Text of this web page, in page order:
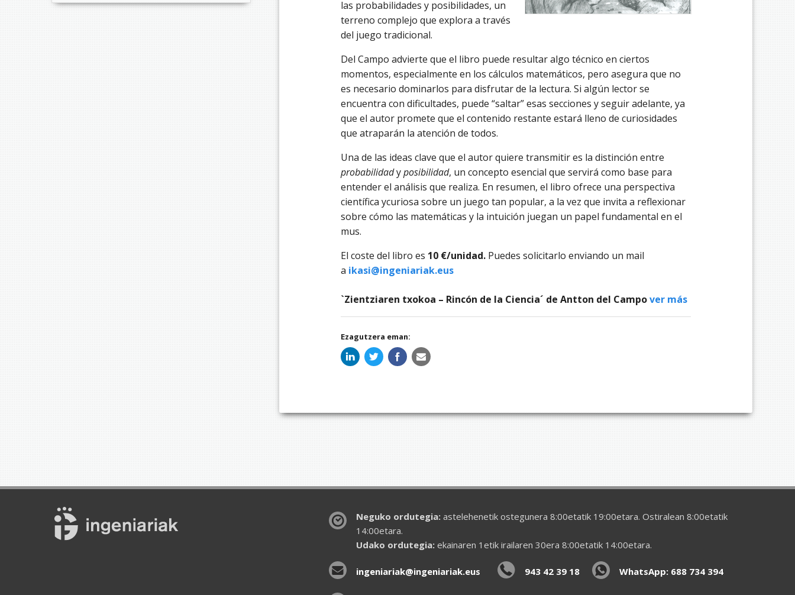
las probabilidades y posibilidades, un
terreno complejo que explora a través
del juego tradicional.
Del Campo advierte que el libro puede resultar algo técnico en ciertos
momentos, especialmente en los cálculos matemáticos, pero asegura que no
es necesario dominarlos para disfrutar de la lectura. Si algún lector se
encuentra con dificultades, puede “saltar” esas secciones y seguir adelante, ya
que el autor promete que el contenido restante estará lleno de curiosidades
que atraparán la atención de todos.
Una de las ideas clave que el autor quiere transmitir es la distinción entre
probabilidadyposibilidad, un concepto esencial que servirá como base para
entender el análisis que realiza. En resumen, el libro ofrece una perspectiva
científica ycuriosa sobre un juego tan popular, a la vez que invita a reflexionar
sobre cómo las matemáticas y la intuición juegan un papel fundamental en el
mus.
El coste del libro es 10 €/unidad.Puedes solicitarlo enviando un mail
a ikasi@ingeniariak.eus
`Zientziaren txokoa – Rincón de la Ciencia´ de Antton del Campover más
Ezagutzera eman:
Neguko ordutegia:astelehenetik ostegunera 8:00etatik 19:00etara. Ostiralean 8:00etatik
14:00etara.
Udako ordutegia:ekainaren 1etik irailaren 30era 8:00etatik 14:00etara.
ingeniariak@ingeniariak.eus 943 42 39 18 WhatsApp: 688 734 394